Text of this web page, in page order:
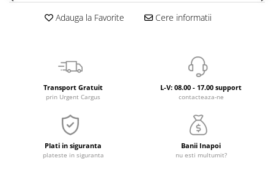
Adauga la Favorite Cere informatii
Transport Gratuit
prin Urgent Cargus
L-V: 08.00 - 17.00 support
contacteaza-ne
Plati in siguranta
plateste in siguranta
Banii Inapoi
nu esti multumit?